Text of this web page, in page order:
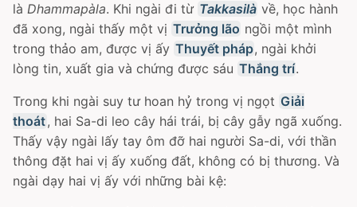
là Dhammapàla. Khi ngài đi từ Takkasilà về, học hành
đã xong, ngài thấy một vị Trưởng lão ngồi một mình
trong thảo am, được vị ấy Thuyết pháp, ngài khởi
lòng tin, xuất gia và chứng được sáu Thắng trí.
Trong khi ngài suy tư hoan hỷ trong vị ngọt Giải
thoát, hai Sa-di leo cây hái trái, bị cây gẫy ngã xuống.
Thấy vậy ngài lấy tay ôm đỡ hai người Sa-di, với thần
thông đặt hai vị ấy xuống đất, không có bị thương. Và
ngài dạy hai vị ấy với những bài kệ: